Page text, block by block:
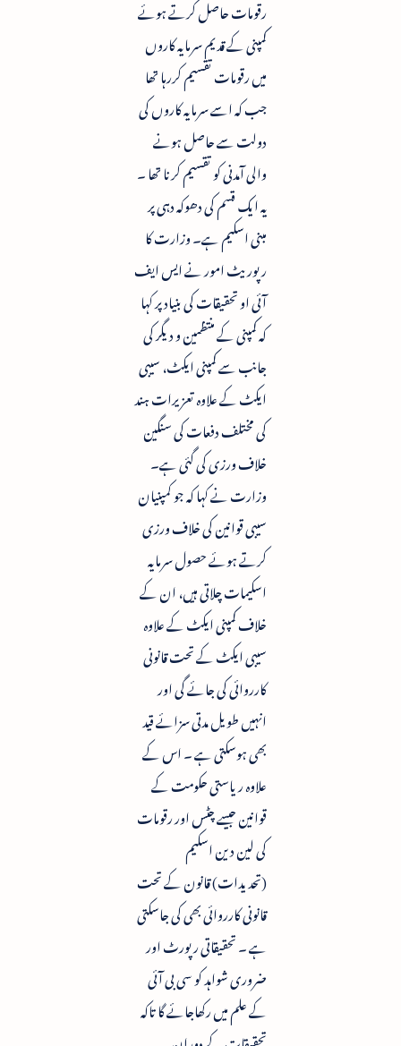
رقومات حاصل کرتے ہوئے
کمپنی کے قدیم سرمایہ کاروں
میں رقومات تقسیم کررہا تھا
جب کہ اسے سرمایہ کاروں کی
دولت سے حاصل ہونے
والی آمدنی کو تقسیم کرنا تھا ۔
یہ ایک قسم کی دھوکہ دہی پر
مبنی اسکیم ہے۔ وزارت کا
رپوریٹ امور نے ایس ایف
آئی او تحقیقات کی بنیاد پر کہا
کہ کمپنی کے منتظمین و دیگر کی
جانب سے کمپنی ایکٹ، سیبی
ایکٹ کے علاوہ تعزیرات ہند
کی مختلف دفعات کی سنگین
خلاف ورزی کی گئی ہے۔
وزارت نے کہا کہ جو کمپنیان
سیبی قوانین کی خلاف ورزی
کرتے ہوئے حصول سرمایہ
اسکیمات چلاتی ہیں، ان کے
خلاف کمپنی ایکٹ کے علاوہ
سیبی ایکٹ کے تحت قانونی
کارروائی کی جائے گی اور
انہیں طویل مدتی سزائے قید
بھی ہوسکتی ہے ۔ اس کے
علاوہ ریاستی حکومت کے
قوانین جیسے چٹس اور رقومات
کی لین دین اسکیم
(تحدیدات) قانون کے تحت
قانونی کارروائی بھی کی جاسکتی
ہے ۔ تحقیقاتی رپورٹ اور
ضروری شواہد کو سی بی آئی
کے علم میں رکھاجائے گا تاکہ